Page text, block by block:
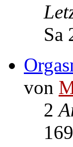
Sa
von
2